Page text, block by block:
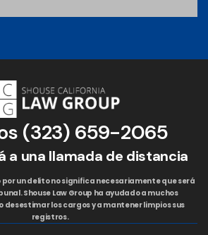
(323) 659-2065
a una llamada de distancia
un delito no significa necesariamente que será
Shouse Law Group ha ayudado a muchos
desestimar los cargos y a mantener limpios sus
registros.